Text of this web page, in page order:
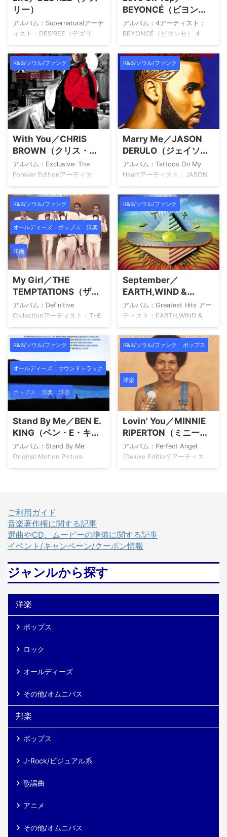
リー）
アルバム：Supernaturalアーテ
ィスト：DES'REE（デズリ
ー） 1What's Your Sign?2God
Only Knows3Life4Best
Days5Proud To Be A
Dread6I'm Kissing You7Indigo
Daisies8Time9Down By The
River10Darwin Star11You
Gotta Be 通常盤・輸入盤・限
定盤などによって収録曲、曲
順が異なる場合があります。
購入の際には収録曲の確認を
されてください。 このアルバ
ムから他の ...
BEYONCÉ（ビヨン
セ）
アルバム：4アーティスト：
BEYONCÉ（ビヨンセ） 4
BEYONCÉ（ビヨンセ）
Amazon 楽天市場 Yahoo!ショ
ッピング HMV TOWER
RECORDS Book Off メルカリ
provided by Wedding Sound
アーティストについて
BEYONCÉ（ビヨンセ）は、テ
キサス州ヒューストン出身。
少女時代のグループ「Girl’s
Tyme」を経て「Destiny’s
Child」としてブレイクし、解
散後はソロへ。2003年に
『Dangerously in Love』でデ
R&B/ソウル/ファンク
With You／CHRIS
BROWN（クリス・ブ
ラウン）
アルバム：Exclusive: The
Forever Editionアーティス
ト：CHRIS BROWN（クリス・
ブラウン） 1Throwed2Kiss
Kiss3Take You Down4With
You5Picture Perfect6Hold
Up7You8Damage9Wall to
Wall10Help Me11I Wanna
Be12Gimme Watcha Got13I'll
Call
Ya14Lottery15Nice16Down17F
orever18Superhuman19Heart
...
R&B/ソウル/ファンク
Marry Me／JASON
DERULO（ジェイソ
ン・デルーロ）
アルバム：Tattoos On My
Heartアーティスト：JASON
DERULO（ジェイソン・デルー
ロ） 1The Other Side2Talk
Dirty（feat. 2 Chainz）
3Marry
Me4Tatoo5Trumpets6Vertigo
（feat. Jordin Sparks）
7Fire（feat. Pitbull）8Side
FX（feat. The Game）
9Stupid Love10With The
Lights On11Rest Of Our
Life12Love Bef ...
R&B/ソウル/ファンク
オールディーズ ポップス 洋楽
洋画
My Girl／THE
TEMPTATIONS（ザ・
テンプテーションズ）
アルバム：Definitive
Collectionアーティスト：THE
TEMPTATIONS（ザ・テンプテ
ーションズ） The Definitive
Collection by The
Temptations ザ・テンプテー
ションズ Amazon 楽天市場
TOWER RECORDS アーティス
トについて THE
TEMPTATIONS（ザ・テンプテ
ーションズ）は、1961年にデ
トロイトで結成されたアメリ
カを代表するソウル・コーラ
ス・グループです。モータウ
R&B/ソウル/ファンク
September／
EARTH,WIND &
FIRE（アース・ウィン
ド&ファイアー）
アルバム：Greatest Hits アー
ティスト：EARTH,WIND &
FIRE（アース・ウィンド&ファ
イアー） 1Shining Star
(Future Star)2That's The Way
World3September4Can't Hide
Love5Got To Get You Into My
Life6Sing A
Song7Gratitude8Serpentine
Fire9Fantasy10Kalimba
Story11Mighty Mighty12 ...
R&B/ソウル/ファンク
オールディーズ サウンドトラック
ポップス 洋楽 洋画
Stand By Me／BEN E.
KING（ベン・E・キン
グ）
アルバム：Stand By Me:
Original Motion Picture
Soundtrackアーティスト：
ク Various Artists Amazon 楽
天市場 Yahoo!ショッピング
HMV TOWER RECORDS Book
Off メルカリ provided by
について Ben E.King（ベン・
E・キング）は、アメリカ主審
のソウルシンガー ...
R&B/ソウル/ファンク ポップス
洋楽
Lovin' You／MINNIE
RIPERTON（ミニー・
リパートン）
アルバム：Perfect Angel
(Deluxe Edition)アーティス
ト：MINNIE RIPERTON（ミニ
Dream6Perfect Angel7Every
Time He Comes
Lives10Lovin’ You sin ...
ご利用ガイド
音楽著作権に関する記事
選曲やCD、ムービーの準備に関する記事
イベント/キャンペーン/クーポン情報
ジャンルから探す
洋楽
ポップス
ロック
オールディーズ
その他/オムニバス
邦楽
ポップス
J-Rock/ビジュアル系
歌謡曲
アニメ
その他/オムニバス